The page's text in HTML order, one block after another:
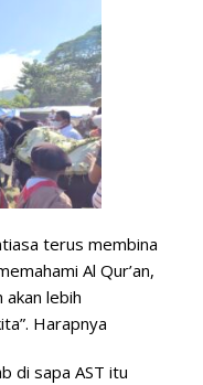
terus membina
Al Qur’an,
akan lebih
Harapnya
di sapa AST itu